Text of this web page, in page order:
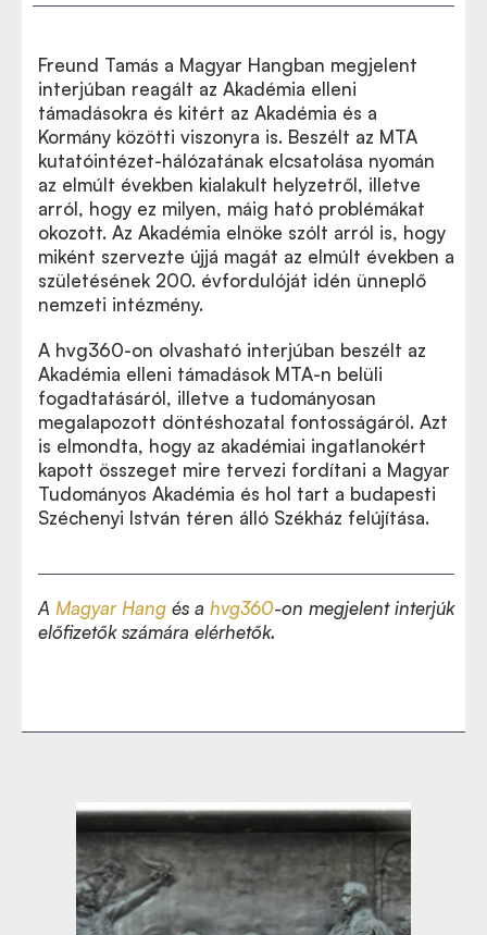
Freund Tamás a Magyar Hangban megjelent
interjúban reagált az Akadémia elleni
támadásokra és kitért az Akadémia és a
Kormány közötti viszonyra is. Beszélt az MTA
kutatóintézet-hálózatának elcsatolása nyomán
az elmúlt években kialakult helyzetről, illetve
arról, hogy ez milyen, máig ható problémákat
okozott. Az Akadémia elnöke szólt arról is, hogy
miként szervezte újjá magát az elmúlt években a
születésének 200. évfordulóját idén ünneplő
nemzeti intézmény.
A hvg360-on olvasható interjúban beszélt az
Akadémia elleni támadások MTA-n belüli
fogadtatásáról, illetve a tudományosan
megalapozott döntéshozatal fontosságáról. Azt
is elmondta, hogy az akadémiai ingatlanokért
kapott összeget mire tervezi fordítani a Magyar
Tudományos Akadémia és hol tart a budapesti
Széchenyi István téren álló Székház felújítása.
A Magyar Hang és a hvg360-on megjelent interjúk
előfizetők számára elérhetők.